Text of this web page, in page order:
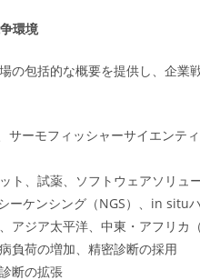
環境
の包括的な概要を提供し、企業
サーモフィッシャーサイエンテ
ト、試薬、ソフトウェアソリュ
ーケンシング（NGS）、in situ
アジア太平洋、中東・アフリカ（
負荷の増加、精密診断の採用
断の拡張